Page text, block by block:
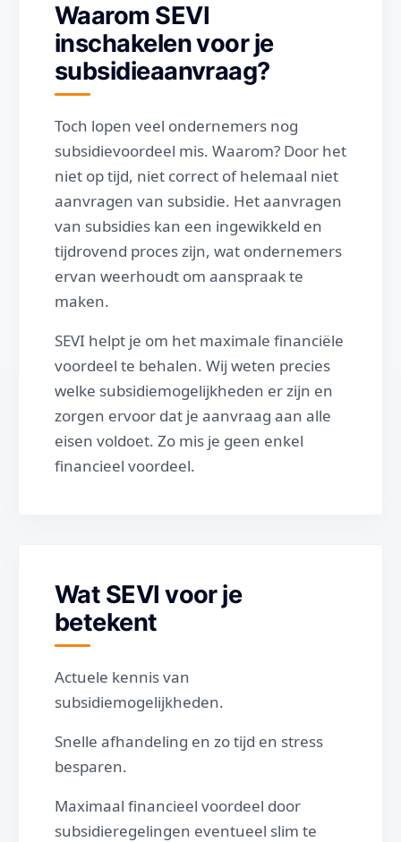
Waarom SEVI
inschakelen voor je
subsidieaanvraag?
Toch lopen veel ondernemers nog
subsidievoordeel mis. Waarom? Door het
niet op tijd, niet correct of helemaal niet
aanvragen van subsidie. Het aanvragen
van subsidies kan een ingewikkeld en
tijdrovend proces zijn, wat ondernemers
ervan weerhoudt om aanspraak te
maken.
SEVI helpt je om het maximale financiële
voordeel te behalen. Wij weten precies
welke subsidiemogelijkheden er zijn en
zorgen ervoor dat je aanvraag aan alle
eisen voldoet. Zo mis je geen enkel
financieel voordeel.
Wat SEVI voor je
betekent
Actuele kennis van
subsidiemogelijkheden.
Snelle afhandeling en zo tijd en stress
besparen.
Maximaal financieel voordeel door
subsidieregelingen eventueel slim te